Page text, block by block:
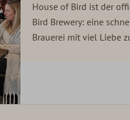
House of Bird ist der
Bird Brewery: eine
Brauerei mit viel Liebe